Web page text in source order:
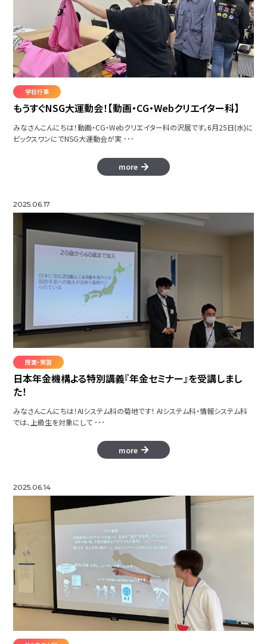
学校行事
もうすぐNSG大運動会！【動画・CG・Webクリエイター科】
みなさんこんにちは！動画・CG・Webクリエイター科の沢居です。6月25日(水)に
ビックスワンにでNSG大運動会が実 ･･･
more
2025.06.17
授業・実習
日本年金機構よる特別講義『年金セミナー』を受講しまし
た！
みなさんこんにちは！AIシステム科の菊地です！ AIシステム科・情報システム科
では、上級生を対象にして ･･･
more
2025.06.14